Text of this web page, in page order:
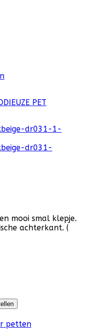
PET
mooi smal klepje.
achterkant. (
petten